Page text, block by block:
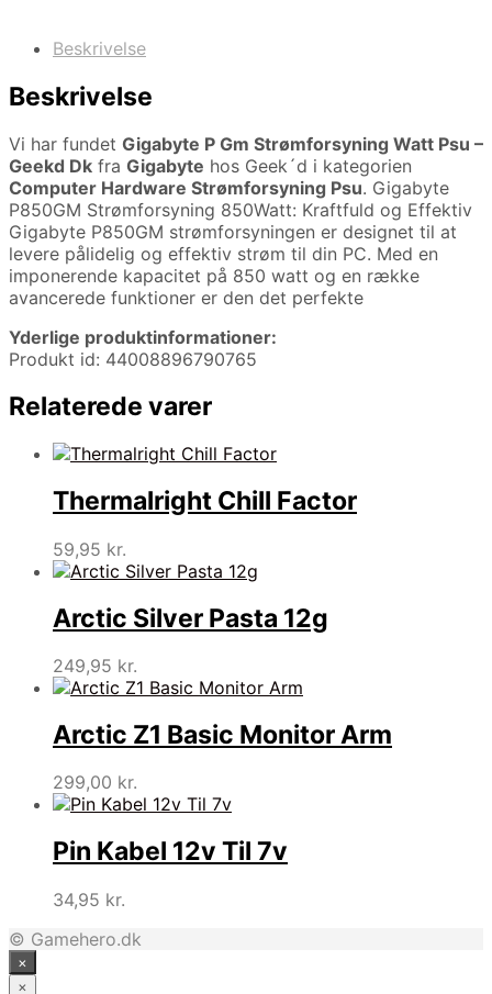
Beskrivelse
Beskrivelse
Vi har fundet Gigabyte P Gm Strømforsyning Watt Psu –
Geekd Dk fra Gigabyte hos Geek´d i kategorien
Computer Hardware Strømforsyning Psu. Gigabyte
P850GM Strømforsyning 850Watt: Kraftfuld og Effektiv
Gigabyte P850GM strømforsyningen er designet til at
levere pålidelig og effektiv strøm til din PC. Med en
imponerende kapacitet på 850 watt og en række
avancerede funktioner er den det perfekte
Yderlige produktinformationer:
Produkt id: 44008896790765
Relaterede varer
Thermalright Chill Factor
59,95 kr.
Arctic Silver Pasta 12g
249,95 kr.
Arctic Z1 Basic Monitor Arm
299,00 kr.
Pin Kabel 12v Til 7v
34,95 kr.
© Gamehero.dk
×
×